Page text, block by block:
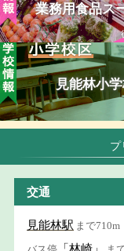
業務用食品ス
見能林小
プ
交通
見能林駅 まで710m